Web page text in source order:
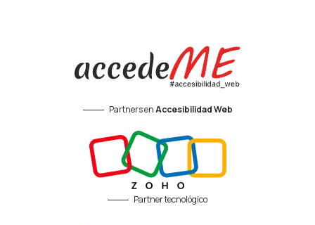
Partners enAccesibilidad Web
Partner tecnológico